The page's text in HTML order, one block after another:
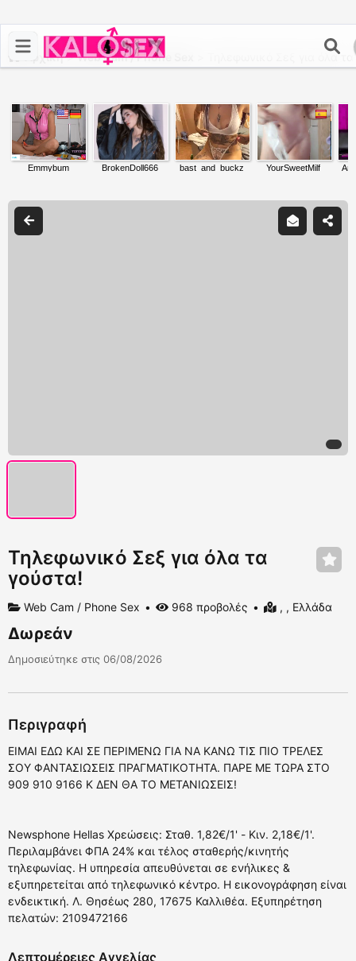
Αρχική >Web Cam / Phone Sex Τηλεφωνικό Σεξ για όλα
Τηλεφωνικό Σεξ για όλα τα
γούστα!
Web Cam / Phone Sex 968 προβολές , , Ελλάδα
Δωρεάν
Δημοσιεύτηκε στις 06/08/2026
Περιγραφή
ΕΙΜΑΙ ΕΔΩ ΚΑΙ ΣΕ ΠΕΡΙΜΕΝΩ ΓΙΑ ΝΑ ΚΑΝΩ ΤΙΣ ΠΙΟ ΤΡΕΛΕΣ
ΣΟΥ ΦΑΝΤΑΣΙΩΣΕΙΣ ΠΡΑΓΜΑΤΙΚΟΤΗΤΑ. ΠΑΡΕ ΜΕ ΤΩΡΑ ΣΤΟ
909 910 9166 Κ ΔΕΝ ΘΑ ΤΟ ΜΕΤΑΝΙΩΣΕΙΣ!
Newsphone Hellas Χρεώσεις: Σταθ. 1,82€/1' - Κιν. 2,18€/1'.
Περιλαμβάνει ΦΠΑ 24% και τέλος σταθερής/κινητής
τηλεφωνίας. Η υπηρεσία απευθύνεται σε ενήλικες &
εξυπηρετείται από τηλεφωνικό κέντρο. Η εικονογράφηση είναι
ενδεικτική. Λ. Θησέως 280, 17675 Καλλιθέα. Εξυπηρέτηση
πελατών: 2109472166
Λεπτομέρειες Αγγελίας